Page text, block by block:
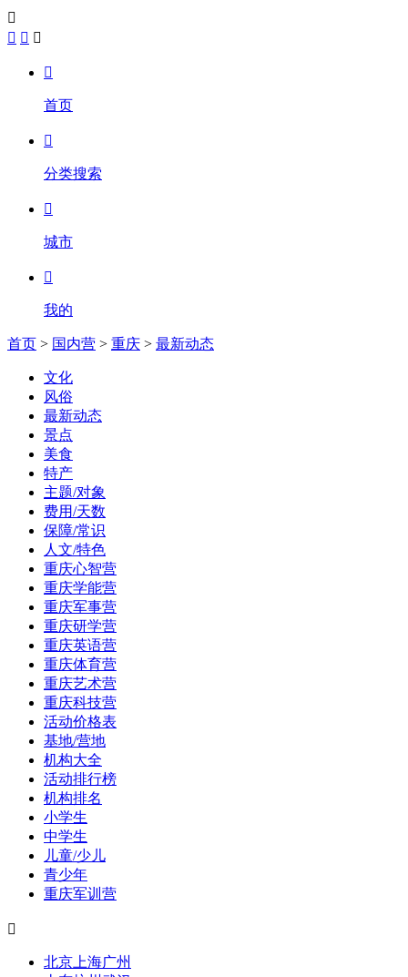

  

首页

分类搜索

城市

我的
首页 > 国内营 > 重庆 > 最新动态
文化
风俗
最新动态
景点
美食
特产
主题/对象
费用/天数
保障/常识
人文/特色
重庆心智营
重庆学能营
重庆军事营
重庆研学营
重庆英语营
重庆体育营
重庆艺术营
重庆科技营
活动价格表
基地/营地
机构大全
活动排行榜
机构排名
小学生
中学生
儿童/少儿
青少年
重庆军训营

北京 上海广州